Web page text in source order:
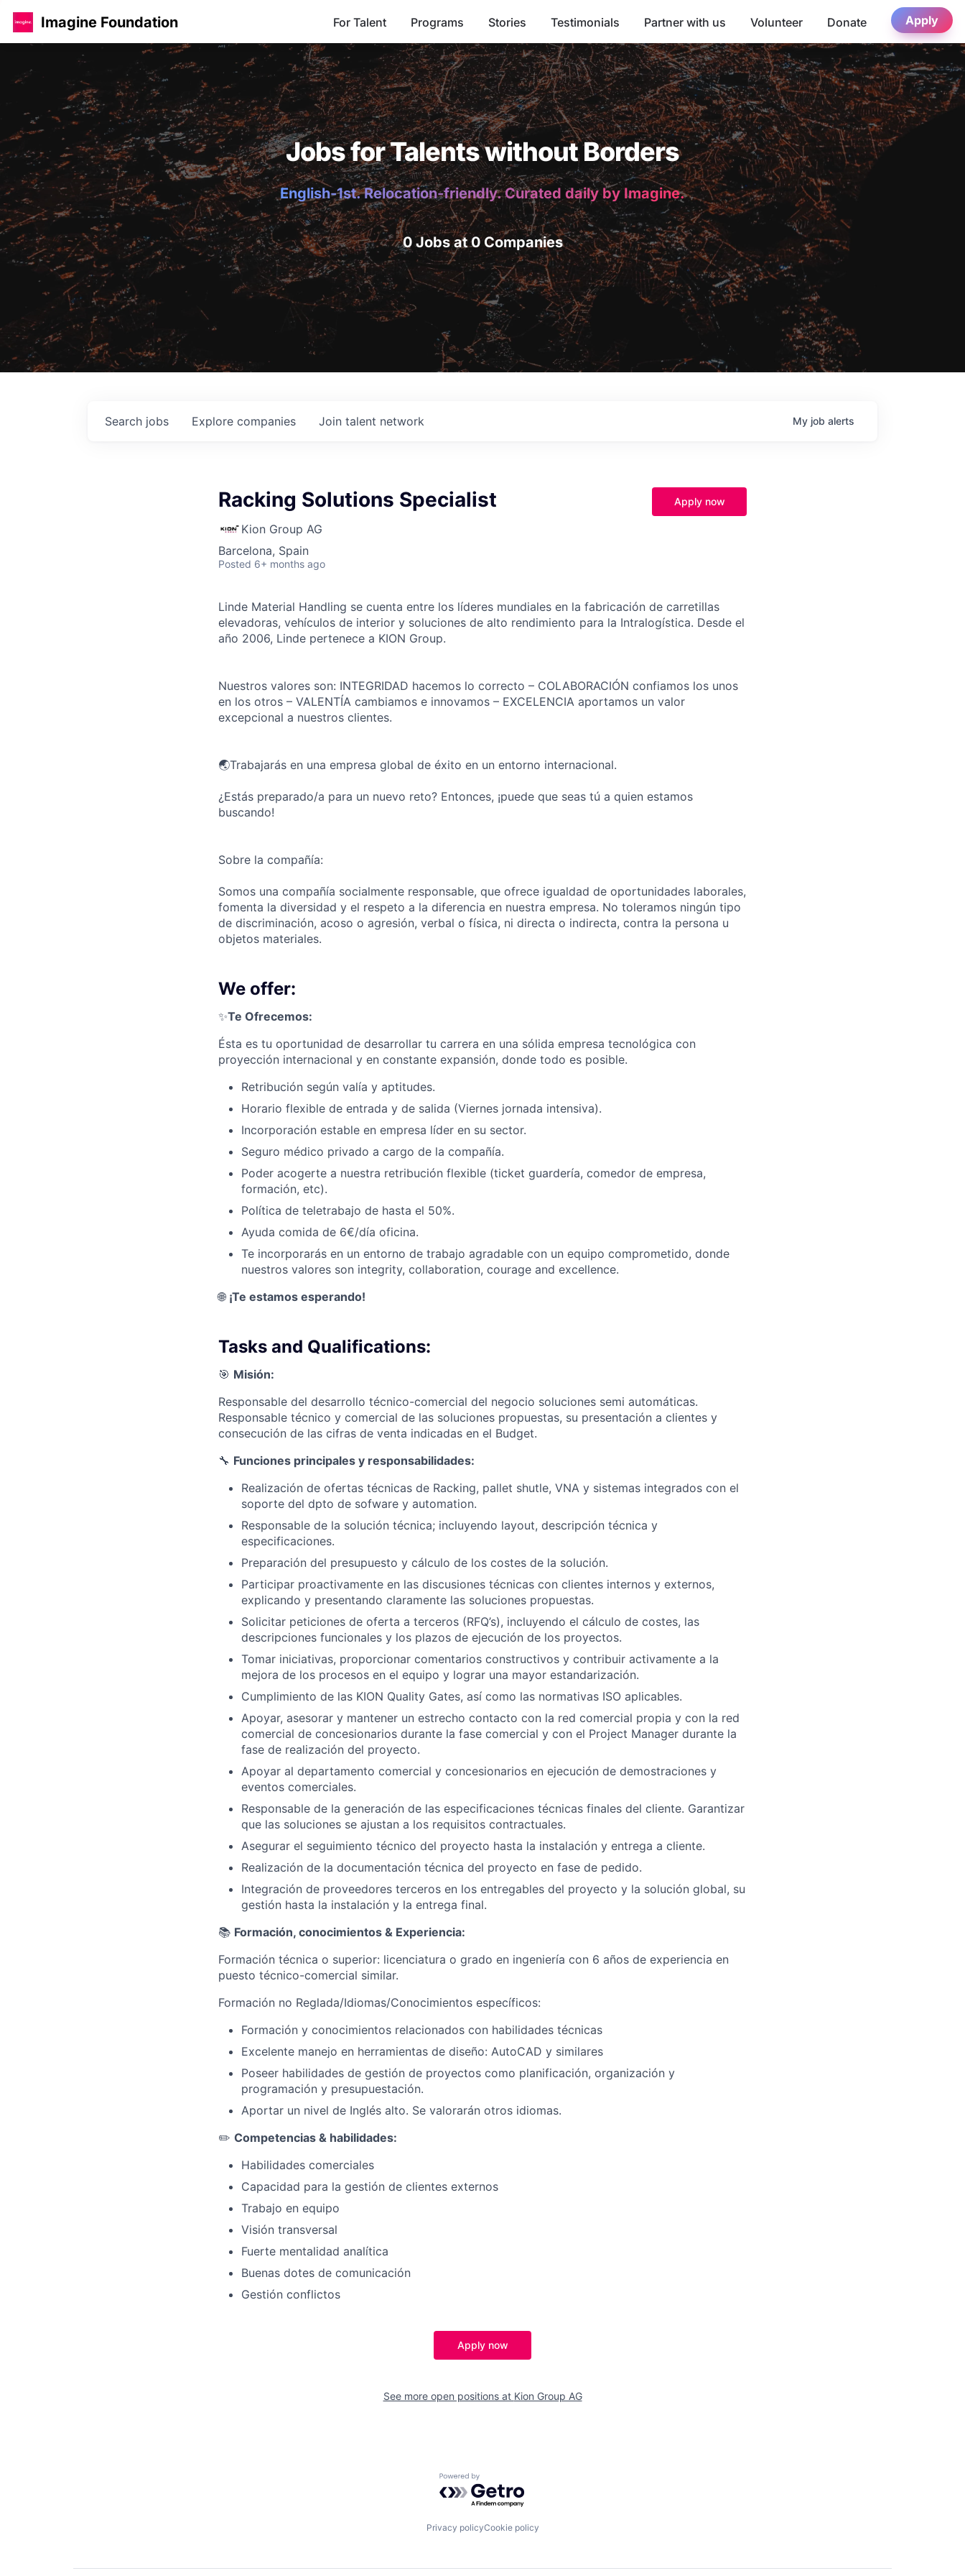
Imagine Foundation For Talent Programs Stories Testimonials Partner with us Volunteer Donate Apply
Jobs for Talents without Borders
English-1st. Relocation-friendly. Curated daily by Imagine.
0 Jobs at 0 Companies
Search jobs Explore companies Join talent network My job alerts
Racking Solutions Specialist
Kion Group AG
Barcelona, Spain
Posted 6+ months ago
Apply now
Linde Material Handling se cuenta entre los líderes mundiales en la fabricación de carretillas
elevadoras, vehículos de interior y soluciones de alto rendimiento para la Intralogística. Desde el
año 2006, Linde pertenece a KION Group.
Nuestros valores son: INTEGRIDAD hacemos lo correcto – COLABORACIÓN confiamos los unos
en los otros – VALENTÍA cambiamos e innovamos – EXCELENCIA aportamos un valor
excepcional a nuestros clientes.
🌏Trabajarás en una empresa global de éxito en un entorno internacional.
¿Estás preparado/a para un nuevo reto? Entonces, ¡puede que seas tú a quien estamos
buscando!
Sobre la compañía:
Somos una compañía socialmente responsable, que ofrece igualdad de oportunidades laborales,
fomenta la diversidad y el respeto a la diferencia en nuestra empresa. No toleramos ningún tipo
de discriminación, acoso o agresión, verbal o física, ni directa o indirecta, contra la persona u
objetos materiales.
We offer:
✨Te Ofrecemos:
Ésta es tu oportunidad de desarrollar tu carrera en una sólida empresa tecnológica con
proyección internacional y en constante expansión, donde todo es posible.
Retribución según valía y aptitudes.
Horario flexible de entrada y de salida (Viernes jornada intensiva).
Incorporación estable en empresa líder en su sector.
Seguro médico privado a cargo de la compañía.
Poder acogerte a nuestra retribución flexible (ticket guardería, comedor de empresa,
formación, etc).
Política de teletrabajo de hasta el 50%.
Ayuda comida de 6€/día oficina.
Te incorporarás en un entorno de trabajo agradable con un equipo comprometido, donde
nuestros valores son integrity, collaboration, courage and excellence.
🌐 ¡Te estamos esperando!
Tasks and Qualifications:
🎯 Misión:
Responsable del desarrollo técnico-comercial del negocio soluciones semi automáticas.
Responsable técnico y comercial de las soluciones propuestas, su presentación a clientes y
consecución de las cifras de venta indicadas en el Budget.
🔧 Funciones principales y responsabilidades:
Realización de ofertas técnicas de Racking, pallet shutle, VNA y sistemas integrados con el
soporte del dpto de sofware y automation.
Responsable de la solución técnica; incluyendo layout, descripción técnica y
especificaciones.
Preparación del presupuesto y cálculo de los costes de la solución.
Participar proactivamente en las discusiones técnicas con clientes internos y externos,
explicando y presentando claramente las soluciones propuestas.
Solicitar peticiones de oferta a terceros (RFQ’s), incluyendo el cálculo de costes, las
descripciones funcionales y los plazos de ejecución de los proyectos.
Tomar iniciativas, proporcionar comentarios constructivos y contribuir activamente a la
mejora de los procesos en el equipo y lograr una mayor estandarización.
Cumplimiento de las KION Quality Gates, así como las normativas ISO aplicables.
Apoyar, asesorar y mantener un estrecho contacto con la red comercial propia y con la red
comercial de concesionarios durante la fase comercial y con el Project Manager durante la
fase de realización del proyecto.
Apoyar al departamento comercial y concesionarios en ejecución de demostraciones y
eventos comerciales.
Responsable de la generación de las especificaciones técnicas finales del cliente. Garantizar
que las soluciones se ajustan a los requisitos contractuales.
Asegurar el seguimiento técnico del proyecto hasta la instalación y entrega a cliente.
Realización de la documentación técnica del proyecto en fase de pedido.
Integración de proveedores terceros en los entregables del proyecto y la solución global, su
gestión hasta la instalación y la entrega final.
📚 Formación, conocimientos & Experiencia:
Formación técnica o superior: licenciatura o grado en ingeniería con 6 años de experiencia en
puesto técnico-comercial similar.
Formación no Reglada/Idiomas/Conocimientos específicos:
Formación y conocimientos relacionados con habilidades técnicas
Excelente manejo en herramientas de diseño: AutoCAD y similares
Poseer habilidades de gestión de proyectos como planificación, organización y
programación y presupuestación.
Aportar un nivel de Inglés alto. Se valorarán otros idiomas.
✏️ Competencias & habilidades:
Habilidades comerciales
Capacidad para la gestión de clientes externos
Trabajo en equipo
Visión transversal
Fuerte mentalidad analítica
Buenas dotes de comunicación
Gestión conflictos
Apply now
See more open positions at Kion Group AG
Powered by Getro.com
Privacy policyCookie policy